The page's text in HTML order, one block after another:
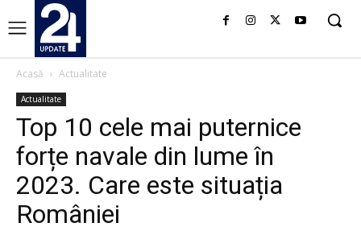
Acasă Actualitate
Actualitate
Top 10 cele mai puternice
forțe navale din lume în
2023. Care este situația
României